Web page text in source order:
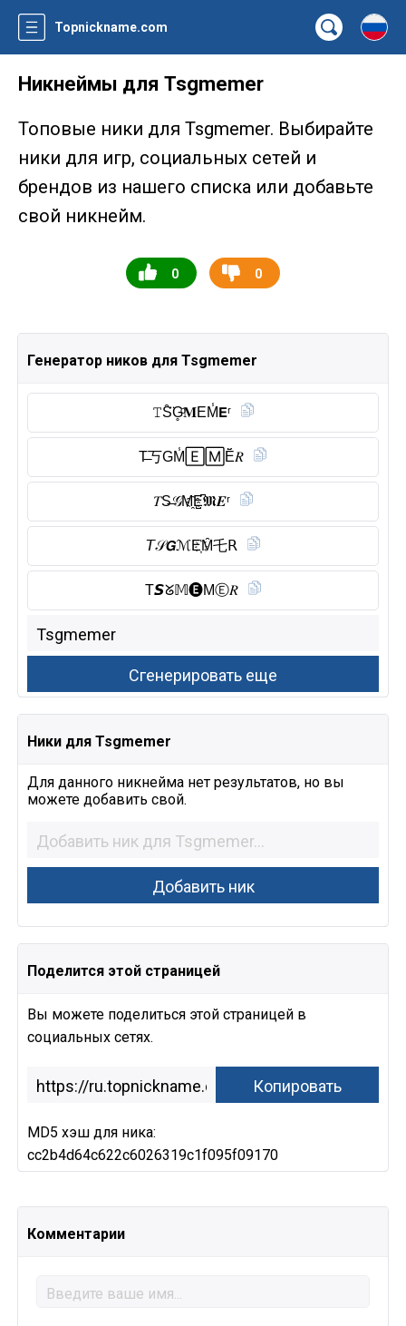
Topnickname.com
Никнеймы для Tsgmemer
Топовые ники для Tsgmemer. Выбирайте
ники для игр, социальных сетей и
брендов из нашего списка или добавьте
свой никнейм.
0 0
Генератор ников для Tsgmemer
𝚃S̑̈G̥ͦ𝐌EM̾𝗘ʳ
T̶丂GM̾🄴🄼Ĕ̈𝑅
𝑇S̶𝒢M҈E̺͆𝕸𝑬ʳ
𝘛𝒮𝙂ℳE҉M̑̈乇𝖱
T𝙎ᘜ𝕄🅔︎MⒺ︎𝑅
Ники для Tsgmemer
Для данного никнейма нет результатов, но вы
можете добавить свой.
Поделится этой страницей
Вы можете поделиться этой страницей в
социальных сетях.
MD5 хэш для ника:
cc2b4d64c622c6026319c1f095f09170
Комментарии